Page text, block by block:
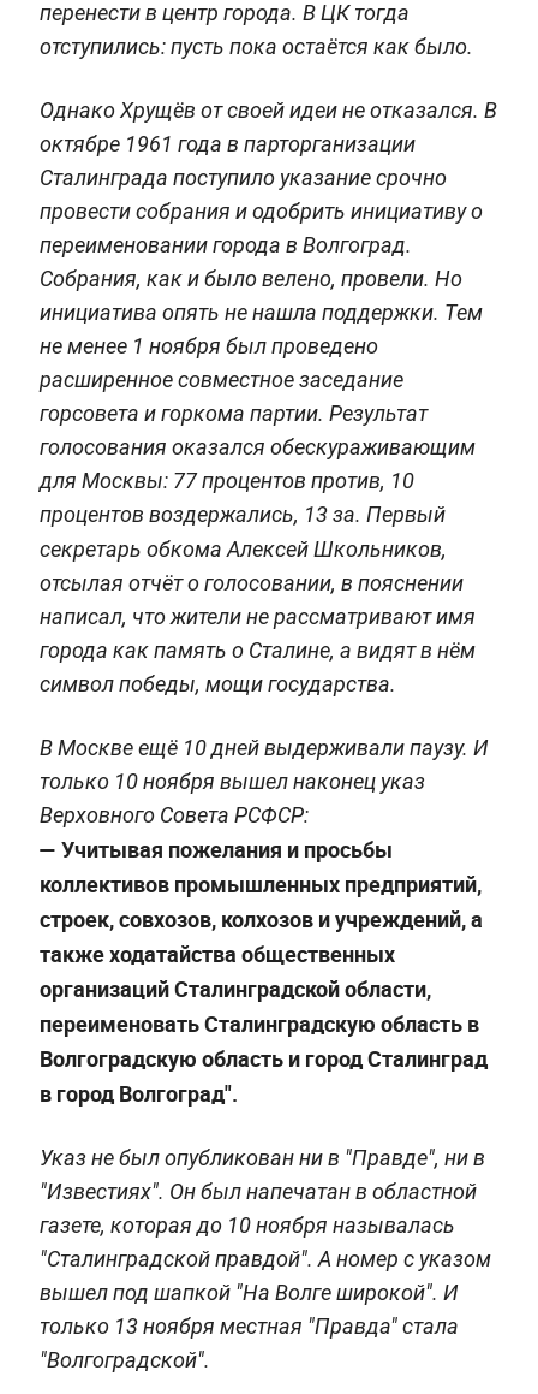
перенести в центр города. В ЦК тогда
отступились: пусть пока остаётся как было.
Однако Хрущёв от своей идеи не отказался. В
октябре 1961 года в парторганизации
Сталинграда поступило указание срочно
провести собрания и одобрить инициативу о
переименовании города в Волгоград.
Собрания, как и было велено, провели. Но
инициатива опять не нашла поддержки. Тем
не менее 1 ноября был проведено
расширенное совместное заседание
горсовета и горкома партии. Результат
голосования оказался обескураживающим
для Москвы: 77 процентов против, 10
процентов воздержались, 13 за. Первый
секретарь обкома Алексей Школьников,
отсылая отчёт о голосовании, в пояснении
написал, что жители не рассматривают имя
города как память о Сталине, а видят в нём
символ победы, мощи государства.
В Москве ещё 10 дней выдерживали паузу. И
только 10 ноября вышел наконец указ
Верховного Совета РСФСР:
— Учитывая пожелания и просьбы
коллективов промышленных предприятий,
строек, сов­хозов, колхозов и учреждений, а
также ходатайства общественных
организаций Сталинградской области,
переименовать Сталинградскую область в
Волгоградскую область и город Сталинград
в город Волгоград".
Указ не был опубликован ни в "Правде", ни в
"Известиях". Он был напечатан в областной
газете, которая до 10 ноября называлась
"Сталинградской правдой". А номер с указом
вышел под шапкой "На Волге широкой". И
только 13 ноября местная "Правда" стала
"Волгоградской".